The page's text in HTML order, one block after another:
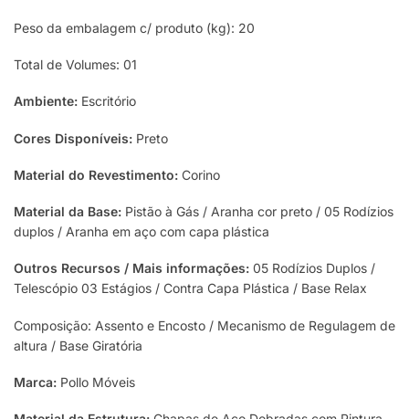
Peso da embalagem c/ produto (kg): 20
Total de Volumes: 01
Ambiente: Escritório
Cores Disponíveis: Preto
Material do Revestimento: Corino
Material da Base: Pistão à Gás / Aranha cor preto / 05 Rodízios
duplos / Aranha em aço com capa plástica
Outros Recursos / Mais informações: 05 Rodízios Duplos /
Telescópio 03 Estágios / Contra Capa Plástica / Base Relax
Composição: Assento e Encosto / Mecanismo de Regulagem de
altura / Base Giratória
Marca: Pollo Móveis